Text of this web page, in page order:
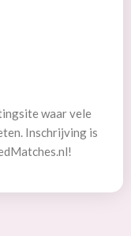
waar vele
Inschrijving is